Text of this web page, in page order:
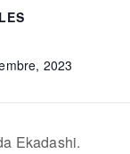
2023
Ekadashi.